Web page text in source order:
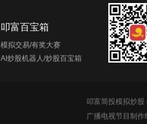
叩富百宝箱
模拟交易/有奖大赛
AI炒股机器人/炒股百宝箱
叩富简投模拟炒
广播电视节目制